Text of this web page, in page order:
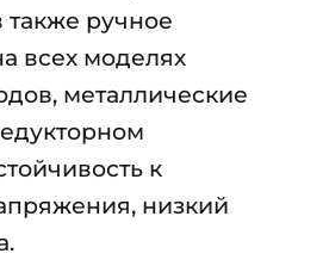
ручное
всех моделях
металлические
к
низкий